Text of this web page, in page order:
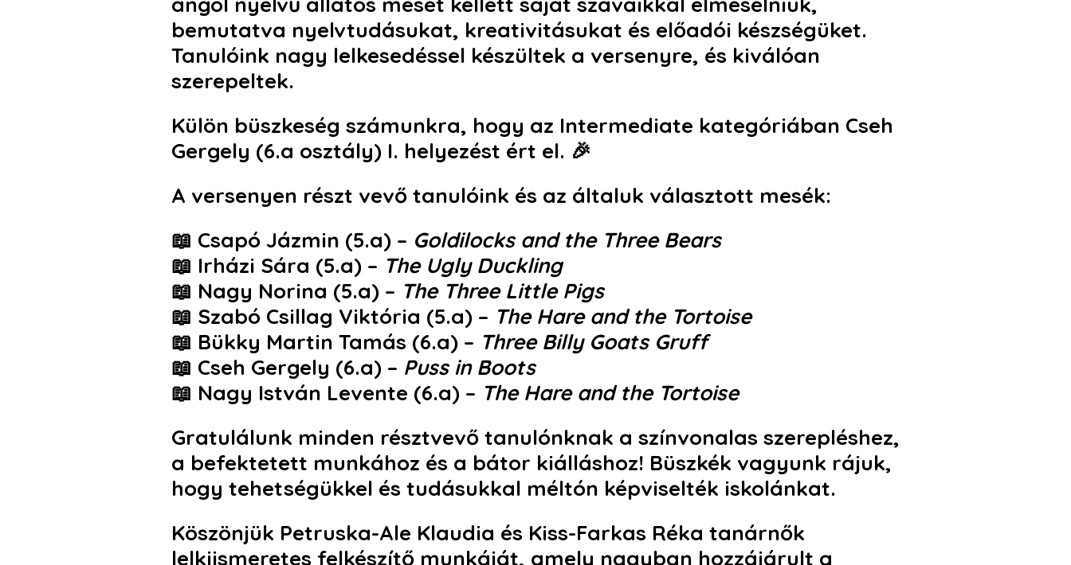
bemutatva nyelvtudásukat, kreativitásukat és előadói készségüket.
Tanulóink nagy lelkesedéssel készültek a versenyre, és kiválóan
szerepeltek.
Külön büszkeség számunkra, hogy az Intermediate kategóriában Cseh
Gergely (6.a osztály) I. helyezést ért el. 🎉
A versenyen részt vevő tanulóink és az általuk választott mesék:
📖 Csapó Jázmin (5.a)– Goldilocks and the Three Bears
📖 Irházi Sára (5.a)– The Ugly Duckling
📖 Nagy Norina (5.a)– The Three Little Pigs
📖 Szabó Csillag Viktória (5.a)– The Hare and the Tortoise
📖 Bükky Martin Tamás (6.a)– Three Billy Goats Gruff
📖 Cseh Gergely (6.a)– Puss in Boots
📖 Nagy István Levente (6.a)– The Hare and the Tortoise
Gratulálunk minden résztvevő tanulónknak a színvonalas szerepléshez,
a befektetett munkához és a bátor kiálláshoz! Büszkék vagyunk rájuk,
hogy tehetségükkel és tudásukkal méltón képviselték iskolánkat.
Köszönjük Petruska-Ale Klaudia és Kiss-Farkas Réka tanárnők
lelkiismeretes felkészítő munkáját, amely nagyban hozzájárult a